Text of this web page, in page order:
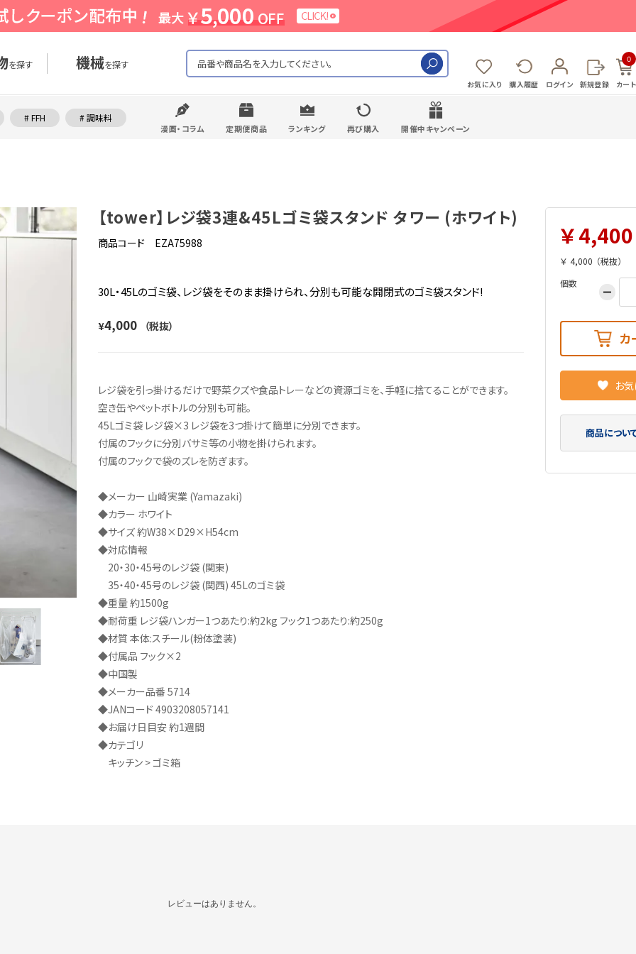
を探す 機械を探す
検索
お気に入り
購入履歴 ログイン 新規登録 カート
0
# FFH # 調味料
漫画・コラム 定期便商品 ランキング 再び購入 開催中キャンペーン
【tower】レジ袋3連&45Lゴミ袋スタンド タワー (ホワイト)
商品コード EZA75988
30L・45Lのゴミ袋、レジ袋をそのまま掛けられ、分別も可能な開閉式のゴミ袋スタンド!
¥4,000 （税抜）
レジ袋を引っ掛けるだけで野菜クズや食品トレーなどの資源ゴミを、手軽に捨てることができます。
空き缶やペットボトルの分別も可能。
45Lゴミ袋 レジ袋×3 レジ袋を3つ掛けて簡単に分別できます。
付属のフックに分別バサミ等の小物を掛けられます。
付属のフックで袋のズレを防ぎます。
◆メーカー 山崎実業 (Yamazaki)
◆カラー ホワイト
◆サイズ 約W38×D29×H54cm
◆対応情報
20・30・45号のレジ袋 (関東)
35・40・45号のレジ袋 (関西) 45Lのゴミ袋
◆重量 約1500g
◆耐荷重 レジ袋ハンガー1つあたり:約2kg フック1つあたり:約250g
◆材質 本体:スチール(粉体塗装)
◆付属品 フック×2
◆中国製
◆メーカー品番 5714
◆JANコード 4903208057141
◆お届け日目安 約1週間
◆カテゴリ
キッチン > ゴミ箱
4,400
4,000
個数
お
商品につい
カ
レビューはありません。